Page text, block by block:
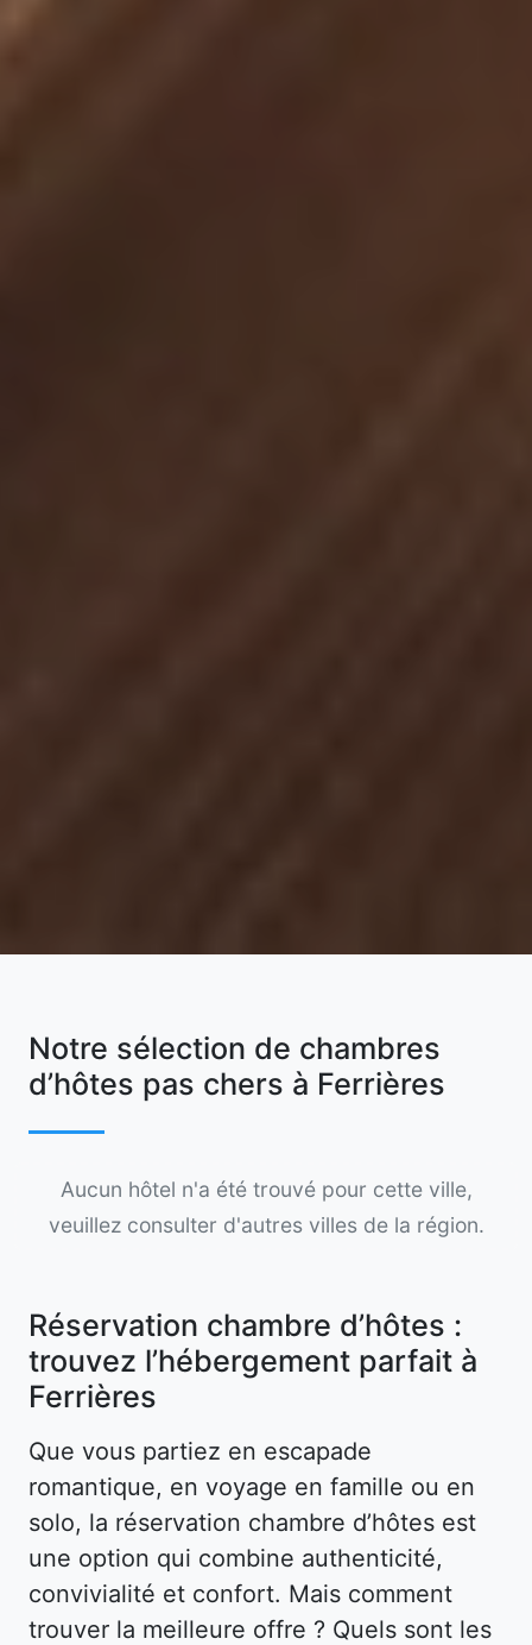
Notre sélection de chambres
d’hôtes pas chers à Ferrières
Aucun hôtel n'a été trouvé pour cette ville,
veuillez consulter d'autres villes de la région.
Réservation chambre d’hôtes :
trouvez l’hébergement parfait à
Ferrières
Que vous partiez en escapade
romantique, en voyage en famille ou en
solo, la réservation chambre d’hôtes est
une option qui combine authenticité,
convivialité et confort. Mais comment
trouver la meilleure offre ? Quels sont les